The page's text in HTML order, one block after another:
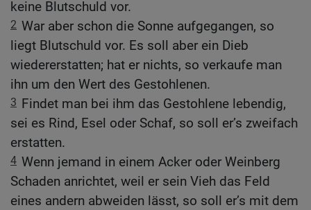
keine Blutschuld vor.
2 War aber schon die Sonne aufgegangen, so
liegt Blutschuld vor. Es soll aber ein Dieb
wiedererstatten; hat er nichts, so verkaufe man
ihn um den Wert des Gestohlenen.
3 Findet man bei ihm das Gestohlene lebendig,
sei es Rind, Esel oder Schaf, so soll er’s zweifach
erstatten.
4 Wenn jemand in einem Acker oder Weinberg
Schaden anrichtet, weil er sein Vieh das Feld
eines andern abweiden lässt, so soll er’s mit dem